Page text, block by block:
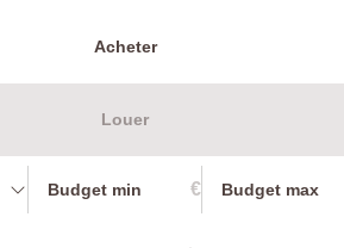
Acheter
Louer
€